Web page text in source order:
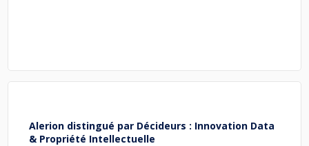
Alerion distingué par Décideurs : Innovation Data
& Propriété Intellectuelle